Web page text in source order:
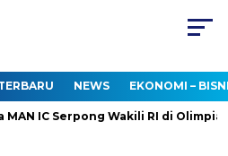
NEWS EKONOMI –
IC Serpong Wakili RI di Olimpiade